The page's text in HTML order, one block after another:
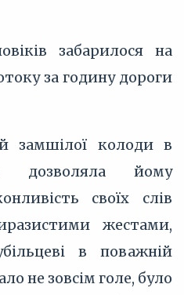
забарилося на
за годину дороги
замшілої колоди в
йому
своїх слів
жестами,
в поважній
не зовсім голе, було